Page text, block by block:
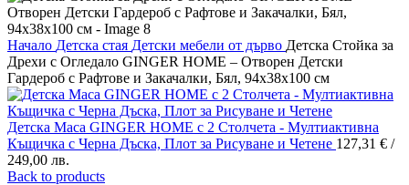
Начало Детска стая Детски мебели от дърво Детска Стойка за
Дрехи с Огледало GINGER HOME – Отворен Детски
Гардероб с Рафтове и Закачалки, Бял, 94x38x100 см
Детска Маса GINGER HOME с 2 Столчета - Мултиактивна
Къщичка с Черна Дъска, Плот за Рисуване и Четене 127,31 € /
249,00 лв.
Back to products